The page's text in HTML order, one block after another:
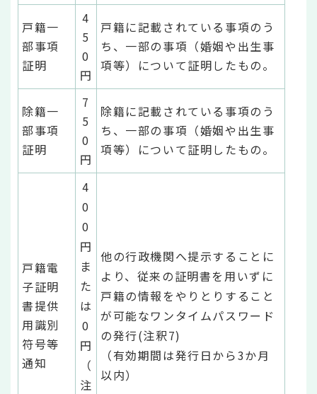
戸籍一
部事項
証明
4
5
0
円
戸籍に記載されている事項のう
ち、一部の事項（婚姻や出生事
項等）について証明したもの。
除籍一
部事項
証明
7
5
0
円
除籍に記載されている事項のう
ち、一部の事項（婚姻や出生事
項等）について証明したもの。
戸籍電
子証明
書提供
用識別
符号等
通知
4
0
0
円
ま
た
は
0
円
（
注
他の行政機関へ提示することに
より、従来の証明書を用いずに
戸籍の情報をやりとりすること
が可能なワンタイムパスワード
の発行(注釈7)
（有効期間は発行日から3か月
以内）